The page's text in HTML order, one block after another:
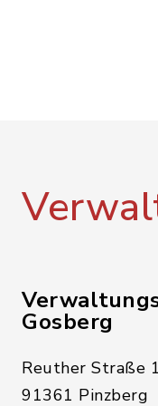
Gosberg
Reuther Straße 1
91361 Pinzberg